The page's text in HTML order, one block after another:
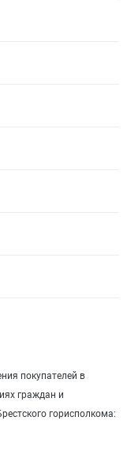
покупателей в
граждан и
горисполкома: